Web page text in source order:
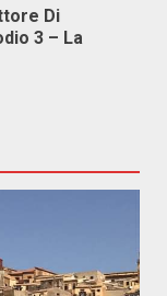
Di
3 – La